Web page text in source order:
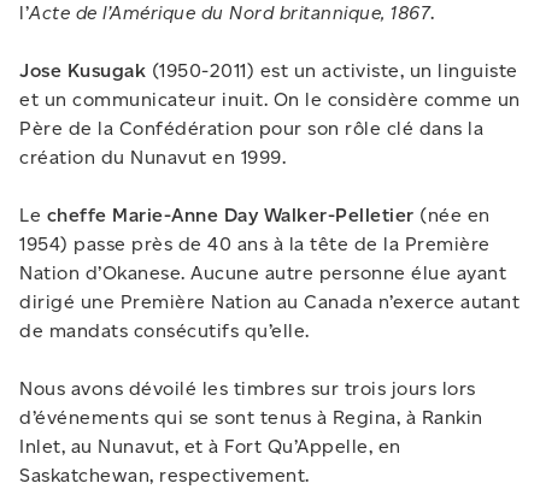
l’Acte de l’Amérique du Nord britannique, 1867.
Jose Kusugak (1950-2011) est un activiste, un linguiste
et un communicateur inuit. On le considère comme un
Père de la Confédération pour son rôle clé dans la
création du Nunavut en 1999.
Le cheffe Marie-Anne Day Walker-Pelletier (née en
1954) passe près de 40 ans à la tête de la Première
Nation d’Okanese. Aucune autre personne élue ayant
dirigé une Première Nation au Canada n’exerce autant
de mandats consécutifs qu’elle.
Nous avons dévoilé les timbres sur trois jours lors
d’événements qui se sont tenus à Regina, à Rankin
Inlet, au Nunavut, et à Fort Qu’Appelle, en
Saskatchewan, respectivement.